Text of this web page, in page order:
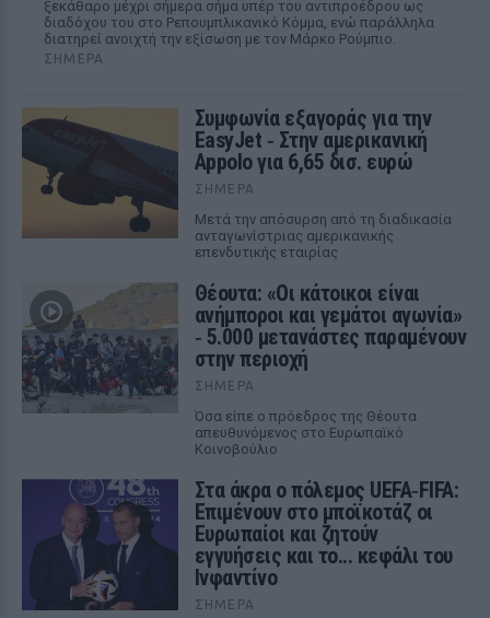
ξεκάθαρο μέχρι σήμερα σήμα υπέρ του αντιπροέδρου ως
διαδόχου του στο Ρεπουμπλικανικό Κόμμα, ενώ παράλληλα
διατηρεί ανοιχτή την εξίσωση με τον Μάρκο Ρούμπιο.
ΣΉΜΕΡΑ
Συμφωνία εξαγοράς για την
EasyJet ‑ Στην αμερικανική
Appolo για 6,65 δισ. ευρώ
ΣΉΜΕΡΑ
Μετά την απόσυρση από τη διαδικασία
ανταγωνίστριας αμερικανικής
επενδυτικής εταιρίας
Θέουτα: «Οι κάτοικοι είναι
ανήμποροι και γεμάτοι αγωνία»
‑ 5.000 μετανάστες παραμένουν
στην περιοχή
ΣΉΜΕΡΑ
Όσα είπε ο πρόεδρος της Θέουτα
απευθυνόμενος στο Ευρωπαϊκό
Κοινοβούλιο
Στα άκρα ο πόλεμος UEFA‑FIFA:
Επιμένουν στο μποϊκοτάζ οι
Ευρωπαίοι και ζητούν
εγγυήσεις και το... κεφάλι του
Ινφαντίνο
ΣΉΜΕΡΑ